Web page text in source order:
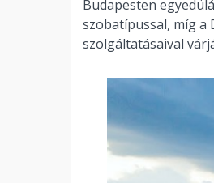
Budapesten
szobatípussal, míg a
szolgáltatásaival